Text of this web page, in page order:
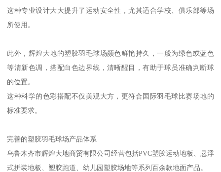
这种专业设计大大提升了运动安全性，尤其适合学校、俱乐部等场
所使用。
此外，辉煌大地的塑胶羽毛球场颜色鲜艳持久，一般为绿色或蓝色
等清新色调，搭配白色边界线，清晰醒目，有助于球员准确判断球
的位置。
这种科学的色彩搭配不仅美观大方，更符合国际羽毛球比赛场地的
标准要求。
完善的塑胶羽毛球场产品体系
乌鲁木齐市辉煌大地商贸有限公司经营包括PVC塑胶运动地板、悬浮
式拼装地板、塑胶跑道、幼儿园塑胶场地等系列百余款地面产品。